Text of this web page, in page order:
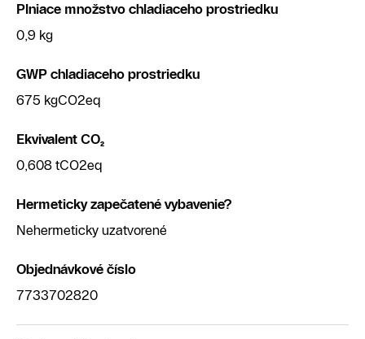
Plniace množstvo chladiaceho prostriedku
0,9 kg
GWP chladiaceho prostriedku
675 kgCO2eq
Ekvivalent CO₂
0,608 tCO2eq
Hermeticky zapečatené vybavenie?
Nehermeticky uzatvorené
Objednávkové číslo
7733702820